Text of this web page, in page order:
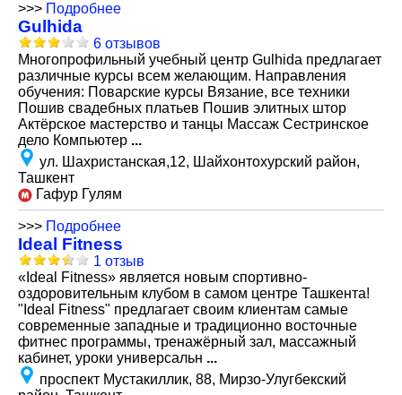
>>> Подробнее
Gulhida
6 отзывов
Многопрофильный учебный центр Gulhida предлагает
различные курсы всем желающим. Направления
обучения: Поварские курсы Вязание, все техники
Пошив свадебных платьев Пошив элитных штор
Актёрское мастерство и танцы Массаж Сестринское
дело Компьютер ...
ул. Шахристанская,12, Шайхонтохурский район,
Ташкент
Гафур Гулям
>>> Подробнее
Ideal Fitness
1 отзыв
«Ideal Fitness» является новым спортивно-
оздоровительным клубом в самом центре Ташкента!
"Ideal Fitness" предлагает своим клиентам самые
современные западные и традиционно восточные
фитнес программы, тренажёрный зал, массажный
кабинет, уроки универсальн ...
проспект Мустакиллик, 88, Мирзо-Улугбекский